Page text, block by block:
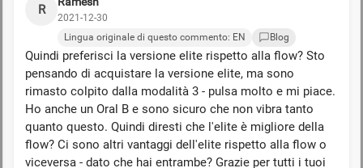
R
2021-12-30
Lingua originale di questo commento: EN Blog
Quindi preferisci la versione elite rispetto alla flow? Sto
pensando di acquistare la versione elite, ma sono
rimasto colpito dalla modalità 3 - pulsa molto e mi piace.
Ho anche un Oral B e sono sicuro che non vibra tanto
quanto questo. Quindi diresti che l'elite è migliore della
flow? Ci sono altri vantaggi dell'elite rispetto alla flow o
viceversa - dato che hai entrambe? Grazie per tutti i tuoi